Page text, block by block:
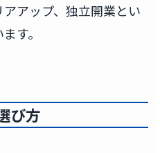
アップ、独立開業とい
す。
び方